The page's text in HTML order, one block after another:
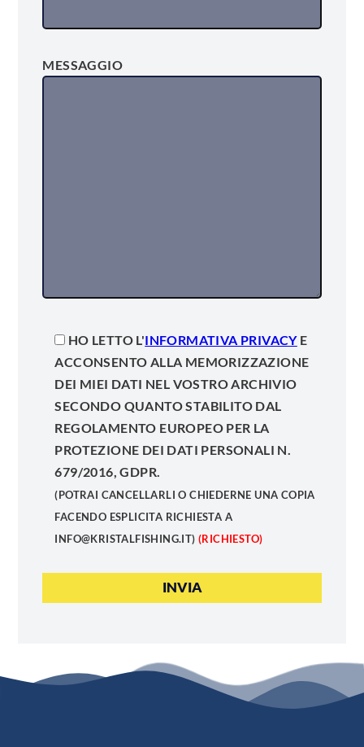
MESSAGGIO
HO LETTO L'INFORMATIVA PRIVACYE
ACCONSENTO ALLA MEMORIZZAZIONE
DEI MIEI DATI NEL VOSTRO ARCHIVIO
SECONDO QUANTO STABILITO DAL
REGOLAMENTO EUROPEO PER LA
PROTEZIONE DEI DATI PERSONALI N.
679/2016, GDPR.
(POTRAI CANCELLARLI O CHIEDERNE UNA COPIA
FACENDO ESPLICITA RICHIESTA A
INFO@KRISTALFISHING.IT) (RICHIESTO)